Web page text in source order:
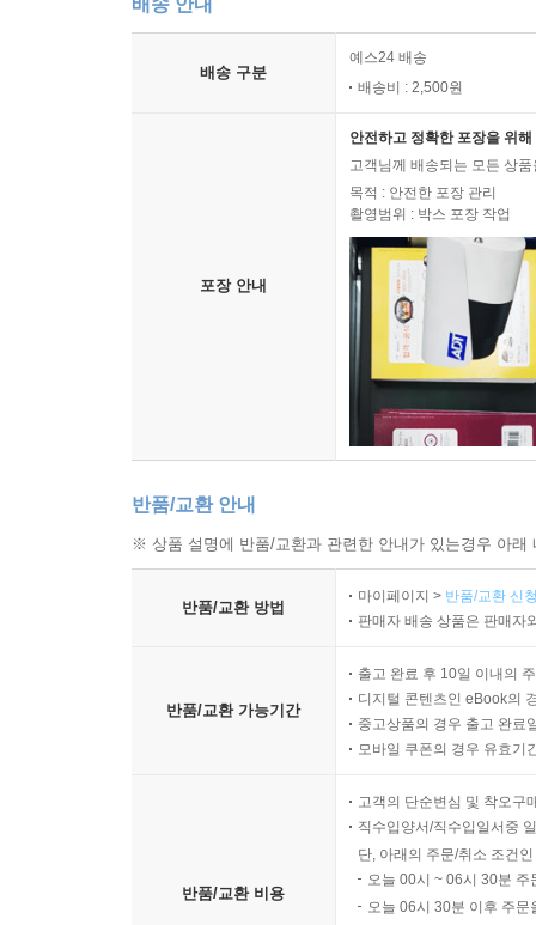
배송 안내
배송 구분
예스24 배송
배송비 : 2,500원
포장 안내
안전하고 정확한 포장을 위
고객님께 배송되는 모든 상
목적 : 안전한 포장 관리
촬영범위 : 박스 포장 작업
반품/교환 안내
※ 상품 설명에 반품/교환과 관련한 안내가 있는경우 아
반품/교환 방법
마이페이지 > 반품/교환 신
판매자 배송 상품은 판매자
반품/교환 가능기간
출고 완료 후 10일 이내의
디지털 콘텐츠인 eBook의
중고상품의 경우 출고 완료
모바일 쿠폰의 경우 유효기
반품/교환 비용
고객의 단순변심 및 착오구
직수입양서/직수입일서중
단, 아래의 주문/취소 조건
오늘 00시 ~ 06시 30분
오늘 06시 30분 이후 주